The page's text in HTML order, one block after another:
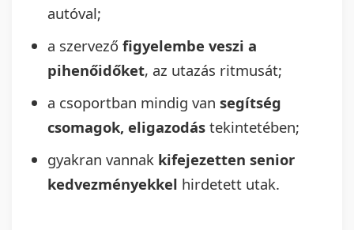
autóval;
a szervező figyelembe veszi a
pihenőidőket, az utazás ritmusát;
a csoportban mindig van segítség
csomagok, eligazodás tekintetében;
gyakran vannak kifejezetten senior
kedvezményekkel hirdetett utak.